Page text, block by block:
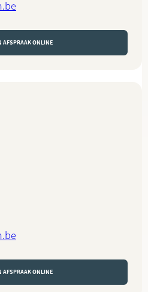
AFSPRAAK ONLINE
AFSPRAAK ONLINE